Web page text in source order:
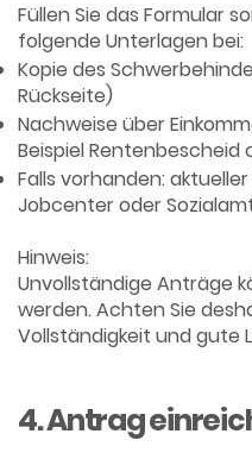
Füllen Sie das Formular
folgende Unterlagen bei:
Kopie des
Rückseite)
Nachweise über
Beispiel
Falls vorhanden:
Jobcenter oder
Hinweis:
Unvollständige Anträge
werden. Achten Sie
Vollständigkeit und gute
4. Antrag